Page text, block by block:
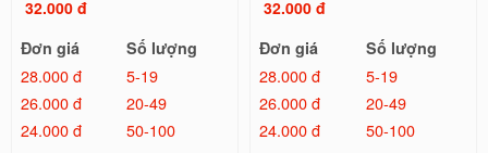
32.000 đ
Đơn giá
Số lượng
28.000 đ
5-19
26.000 đ
20-49
24.000 đ
50-100
32.000 đ
Đơn giá
Số lượng
28.000 đ
5-19
26.000 đ
20-49
24.000 đ
50-100